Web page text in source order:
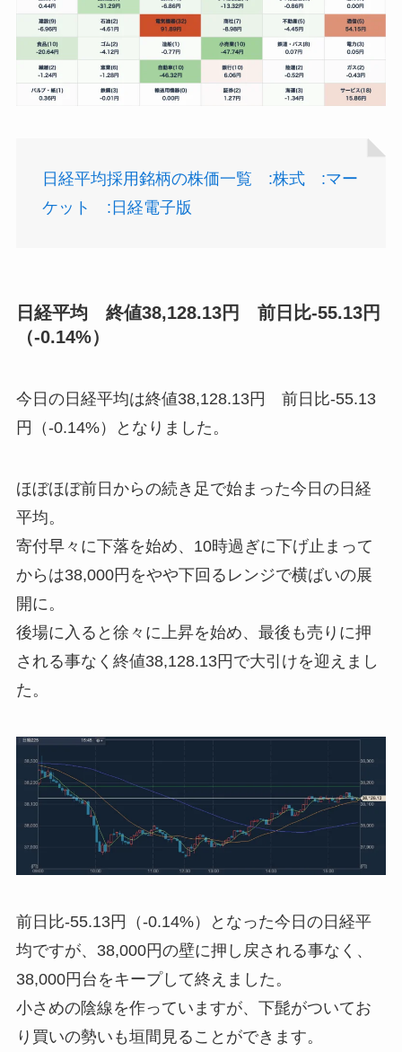
日経平均採用銘柄の株価一覧 :株式 :マー
ケット :日経電子版
日経平均 終値38,128.13円 前日比-55.13円
（-0.14%）
今日の日経平均は終値38,128.13円 前日比-55.13
円（-0.14%）となりました。
ほぼほぼ前日からの続き足で始まった今日の日経
平均。
寄付早々に下落を始め、10時過ぎに下げ止まって
からは38,000円をやや下回るレンジで横ばいの展
開に。
後場に入ると徐々に上昇を始め、最後も売りに押
される事なく終値38,128.13円で大引けを迎えまし
た。
前日比-55.13円（-0.14%）となった今日の日経平
均ですが、38,000円の壁に押し戻される事なく、
38,000円台をキープして終えました。
小さめの陰線を作っていますが、下髭がついてお
り買いの勢いも垣間見ることができます。